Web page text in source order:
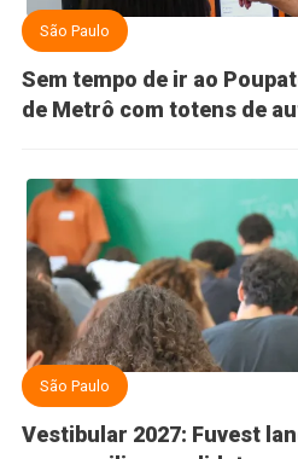
São Paulo
Sem tempo de ir ao
de Metrô com totens de
São Paulo
Vestibular 2027: Fuvest